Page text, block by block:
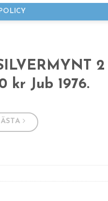
kr Jub 1976.